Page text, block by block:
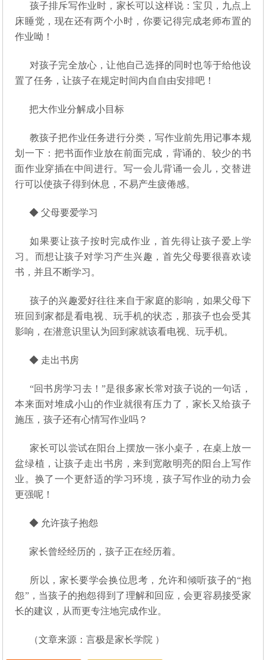
孩子排斥写作业时，家长可以这样说：宝贝，九点上
床睡觉，现在还有两个小时，你要记得完成老师布置的
作业呦！
对孩子完全放心，让他自己选择的同时也等于给他设
置了任务，让孩子在规定时间内自自由安排吧！
把大作业分解成小目标
教孩子把作业任务进行分类，写作业前先用记事本规
划一下：把书面作业放在前面完成，背诵的、较少的书
面作业穿插在中间进行。写一会儿背诵一会儿，交替进
行可以使孩子得到休息，不易产生疲倦感。
◆ 父母要爱学习
如果要让孩子按时完成作业，首先得让孩子爱上学
习。而想让孩子对学习产生兴趣，首先父母要很喜欢读
书，并且不断学习。
孩子的兴趣爱好往往来自于家庭的影响，如果父母下
班回到家都是看电视、玩手机的状态，那孩子也会受其
影响，在潜意识里认为回到家就该看电视、玩手机。
◆ 走出书房
“回书房学习去！”是很多家长常对孩子说的一句话，
本来面对堆成小山的作业就很有压力了，家长又给孩子
施压，孩子还有心情写作业吗？
家长可以尝试在阳台上摆放一张小桌子，在桌上放一
盆绿植，让孩子走出书房，来到宽敞明亮的阳台上写作
业。换了一个更舒适的学习环境，孩子写作业的动力会
更强呢！
◆ 允许孩子抱怨
家长曾经经历的，孩子正在经历着。
所以，家长要学会换位思考，允许和倾听孩子的“抱
怨”，当孩子的抱怨得到了理解和回应，会更容易接受家
长的建议，从而更专注地完成作业。
（文章来源：言极是家长学院 ）